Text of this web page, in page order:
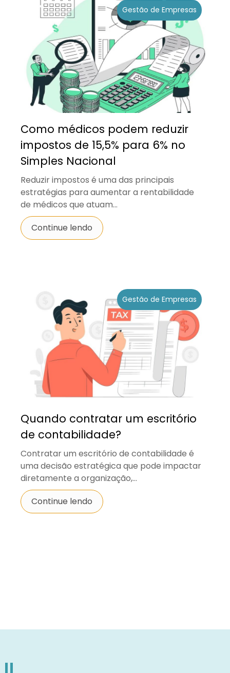
Gestão de Empresas
Como médicos podem reduzir
impostos de 15,5% para 6% no
Simples Nacional
Reduzir impostos é uma das principais
estratégias para aumentar a rentabilidade
de médicos que atuam...
Continue lendo
Gestão de Empresas
Quando contratar um escritório
de contabilidade?
Contratar um escritório de contabilidade é
uma decisão estratégica que pode impactar
diretamente a organização,...
Continue lendo